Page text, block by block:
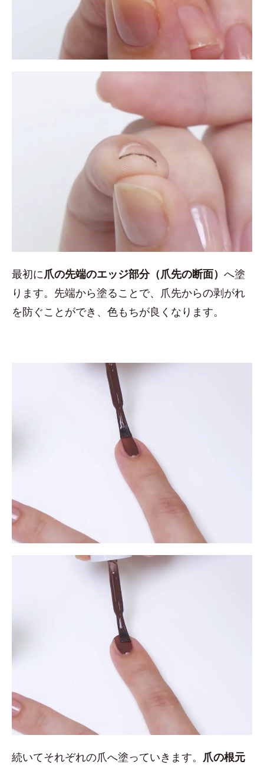
最初に爪の先端のエッジ部分（爪先の断面） へ塗
ります。先端から塗ることで、爪先からの剥がれ
を防ぐことができ、色もちが良くなります。
続いてそれぞれの爪へ塗っていきます。 爪の根元